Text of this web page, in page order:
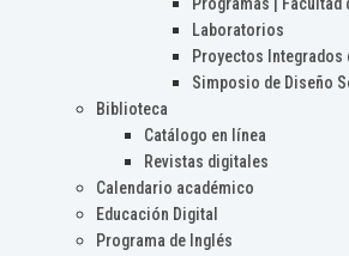
Programas | Facultad
Laboratorios
Proyectos Integrados
Simposio de Diseño
Biblioteca
Catálogo en línea
Revistas digitales
Calendario académico
Educación Digital
Programa de Inglés